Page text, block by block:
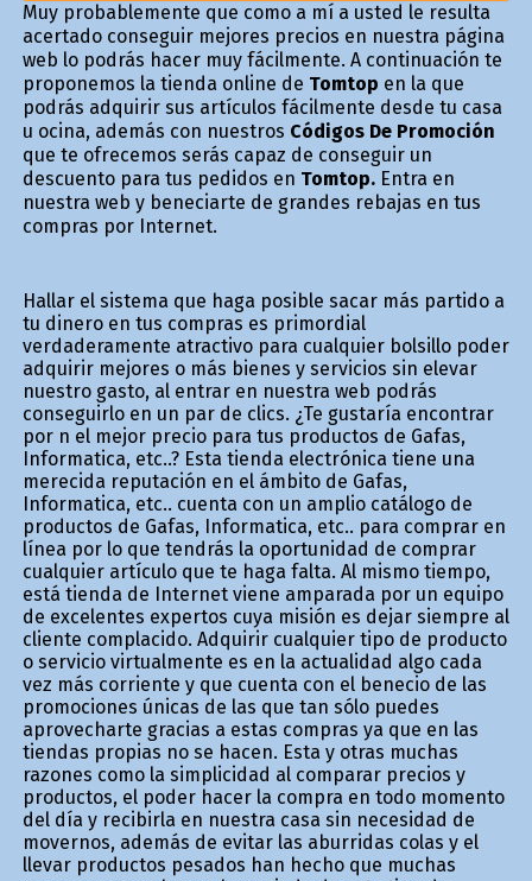
Muy probablemente que como a mí a usted le resulta
acertado conseguir mejores precios en nuestra página
web lo podrás hacer muy fácilmente. A continuación te
proponemos la tienda online de Tomtop en la que
podrás adquirir sus artículos fácilmente desde tu casa
u oficina, además con nuestros Códigos De Promoción
que te ofrecemos serás capaz de conseguir un
descuento para tus pedidos en Tomtop.Entra en
nuestra web y beneficiarte de grandes rebajas en tus
compras por Internet.
Hallar el sistema que haga posible sacar más partido a
tu dinero en tus compras es primordial
verdaderamente atractivo para cualquier bolsillo poder
adquirir mejores o más bienes y servicios sin elevar
nuestro gasto, al entrar en nuestra web podrás
conseguirlo en un par de clics. ¿Te gustaría encontrar
por fin el mejor precio para tus productos de Gafas,
Informatica, etc..? Esta tienda electrónica tiene una
merecida reputación en el ámbito de Gafas,
Informatica, etc.. cuenta con un amplio catálogo de
productos de Gafas, Informatica, etc.. para comprar en
línea por lo que tendrás la oportunidad de comprar
cualquier artículo que te haga falta. Al mismo tiempo,
está tienda de Internet viene amparada por un equipo
de excelentes expertos cuya misión es dejar siempre al
cliente complacido. Adquirir cualquier tipo de producto
o servicio virtualmente es en la actualidad algo cada
vez más corriente y que cuenta con el beneficio de las
promociones únicas de las que tan sólo puedes
aprovecharte gracias a estas compras ya que en las
tiendas propias no se hacen. Esta y otras muchas
razones como la simplicidad al comparar precios y
productos, el poder hacer la compra en todo momento
del día y recibirla en nuestra casa sin necesidad de
movernos, además de evitar las aburridas colas y el
llevar productos pesados han hecho que muchas